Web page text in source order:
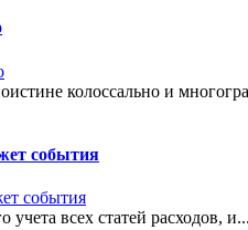
колоссально и
события
всех статей расходов, и...